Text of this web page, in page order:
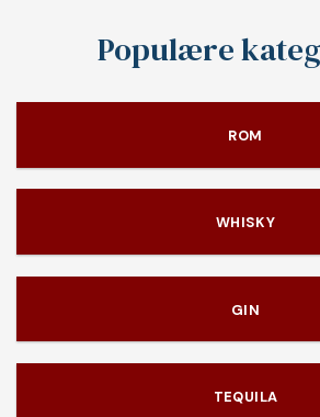
Populære
ROM
WHISKY
GIN
TEQUILA